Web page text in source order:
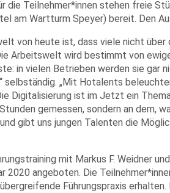
Teilnehmer*innen stehen freie
am Wartturm Speyer) bereit. Den
von heute ist, dass viele nicht
Arbeitswelt wird bestimmt von
in vielen Betrieben werden sie
„Mit Hotalents
Digitalisierung ist im Jetzt ein
gemessen, sondern an dem,
gibt uns jungen Talenten die
mit Markus F. Weidner
angeboten. Die
Führungspraxis